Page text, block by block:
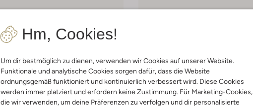
Hm, Cookies!
Um dir bestmöglich zu dienen, verwenden wir Cookies auf unserer Website.
Funktionale und analytische Cookies sorgen dafür, dass die Website
ordnungsgemäß funktioniert und kontinuierlich verbessert wird. Diese Cookies
werden immer platziert und erfordern keine Zustimmung. Für Marketing-Cookies,
die wir verwenden, um deine Präferenzen zu verfolgen und dir personalisierte